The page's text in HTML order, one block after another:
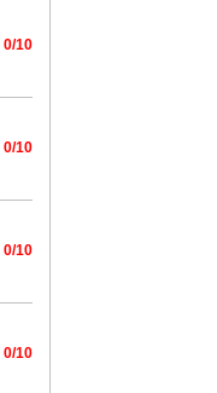
0/10
0/10
0/10
0/10